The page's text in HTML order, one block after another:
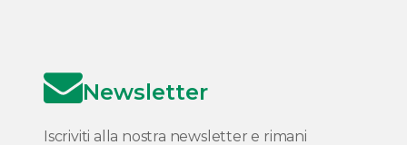
Newsletter
Iscriviti alla nostra newsletter e rimani